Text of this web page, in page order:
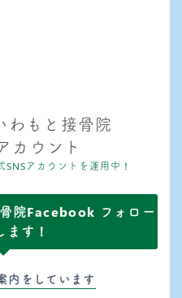
わもと接骨院
カウント
アカウントを運用中！
院Facebook フォロー
ます！
内をしています